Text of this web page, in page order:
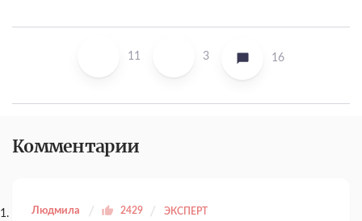
11 3 16
Комментарии
Людмила 2429 ЭКСПЕРТ